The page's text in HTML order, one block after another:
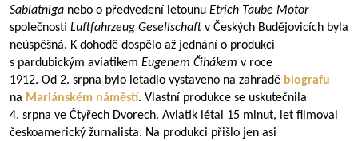
Sablatniga nebo o předvedení letounu Etrich Taube Motor
společnosti Luftfahrzeug Gesellschaft v Českých Budějovicích byla
neúspěšná. K dohodě dospělo až jednání o produkci
s pardubickým aviatikem Eugenem Čihákem v roce
1912. Od 2. srpna bylo letadlo vystaveno na zahradě biografu
na Mariánském náměstí. Vlastní produkce se uskutečnila
4. srpna ve Čtyřech Dvorech. Aviatik létal 15 minut, let filmoval
českoamerický žurnalista. Na produkci přišlo jen asi